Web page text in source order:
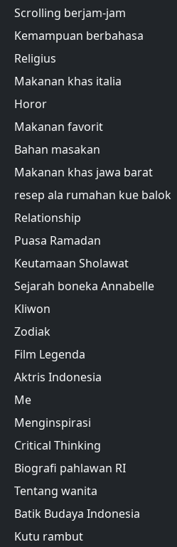
Scrolling berjam-jam
Kemampuan berbahasa
Religius
Makanan khas italia
Horor
Makanan favorit
Bahan masakan
Makanan khas jawa barat
resep ala rumahan kue balok
Relationship
Puasa Ramadan
Keutamaan Sholawat
Sejarah boneka Annabelle
Kliwon
Zodiak
Film Legenda
Aktris Indonesia
Me
Menginspirasi
Critical Thinking
Biografi pahlawan RI
Tentang wanita
Batik Budaya Indonesia
Kutu rambut